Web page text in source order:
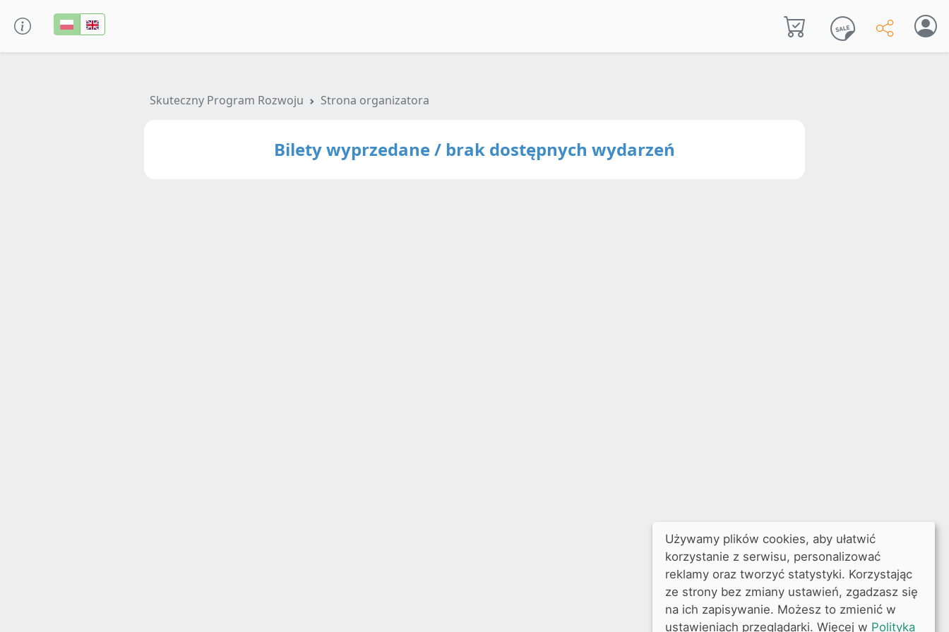
Skuteczny Program Rozwoju Strona organizatora
Bilety wyprzedane / brak dostępnych wydarzeń
Używamy plików cookies, aby ułatwić
korzystanie z serwisu, personalizować
reklamy oraz tworzyć statystyki. Korzystając
ze strony bez zmiany ustawień, zgadzasz się
na ich zapisywanie. Możesz to zmienić w
ustawieniach przeglądarki. Więcej w Polityka